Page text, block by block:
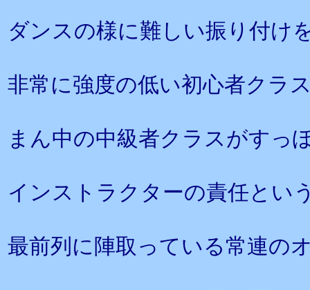
ダンスの様に難しい振り付け
非常に強度の低い初心者クラ
まん中の中級者クラスがすっ
インストラクターの責任とい
最前列に陣取っている常連の